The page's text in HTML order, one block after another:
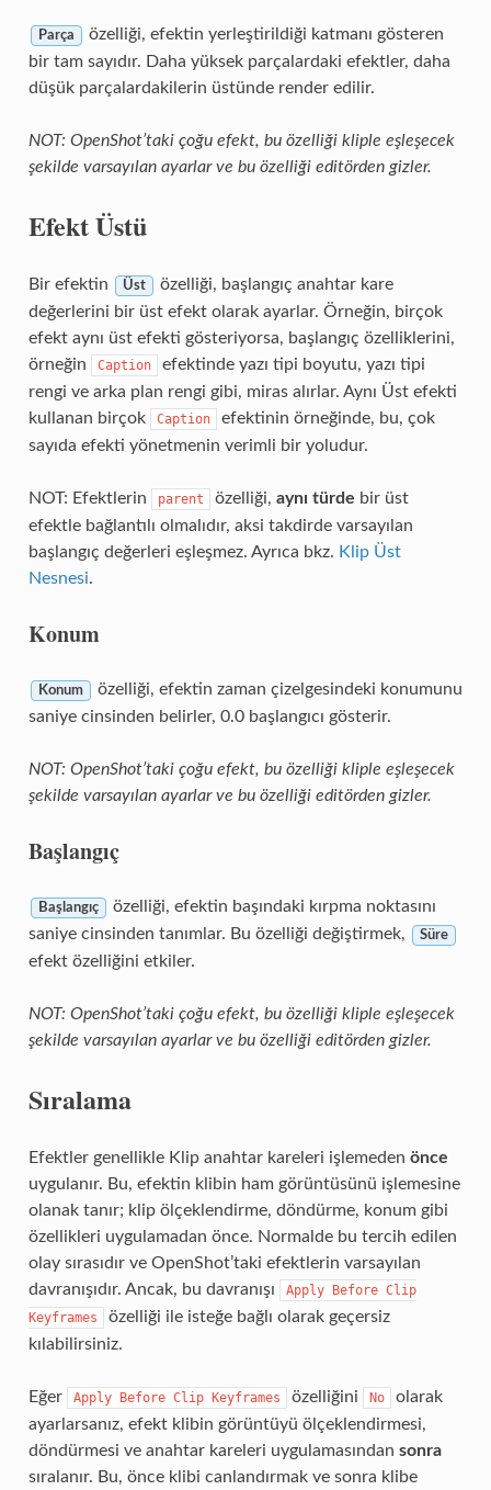
Parça
özelliği, efektin yerleştirildiği katmanı gösteren
bir tam sayıdır. Daha yüksek parçalardaki efektler, daha
düşük parçalardakilerin üstünde render edilir.
NOT: OpenShot’taki çoğu efekt, bu özelliği kliple eşleşecek
şekilde varsayılan ayarlar ve bu özelliği editörden gizler.
Efekt Üstü
Bir efektin Üst
özelliği, başlangıç anahtar kare
değerlerini bir üst efekt olarak ayarlar. Örneğin, birçok
efekt aynı üst efekti gösteriyorsa, başlangıç özelliklerini,
örneğin
Caption
efektinde yazı tipi boyutu, yazı tipi
rengi ve arka plan rengi gibi, miras alırlar. Aynı Üst efekti
kullanan birçok
Caption
efektinin örneğinde, bu, çok
sayıda efekti yönetmenin verimli bir yoludur.
NOT: Efektlerin parent özelliği, aynı türde bir üst
efektle bağlantılı olmalıdır, aksi takdirde varsayılan
başlangıç değerleri eşleşmez. Ayrıca bkz. Klip Üst
Nesnesi.
Konum
Konum
özelliği, efektin zaman çizelgesindeki konumunu
saniye cinsinden belirler, 0.0 başlangıcı gösterir.
NOT: OpenShot’taki çoğu efekt, bu özelliği kliple eşleşecek
şekilde varsayılan ayarlar ve bu özelliği editörden gizler.
Başlangıç
Başlangıç
özelliği, efektin başındaki kırpma noktasını
saniye cinsinden tanımlar. Bu özelliği değiştirmek,
Süre
efekt özelliğini etkiler.
NOT: OpenShot’taki çoğu efekt, bu özelliği kliple eşleşecek
şekilde varsayılan ayarlar ve bu özelliği editörden gizler.
Sıralama
Efektler genellikle Klip anahtar kareleri işlemeden önce
uygulanır. Bu, efektin klibin ham görüntüsünü işlemesine
olanak tanır; klip ölçeklendirme, döndürme, konum gibi
özellikleri uygulamadan önce. Normalde bu tercih edilen
olay sırasıdır ve OpenShot’taki efektlerin varsayılan
davranışıdır. Ancak, bu davranışı
Apply Before Clip
Keyframes
özelliği ile isteğe bağlı olarak geçersiz
kılabilirsiniz.
Eğer Apply Before Clip Keyframes özelliğini No
olarak
ayarlarsanız, efekt klibin görüntüyü ölçeklendirmesi,
döndürmesi ve anahtar kareleri uygulamasından sonra
sıralanır. Bu, önce klibi canlandırmak ve sonra klibe